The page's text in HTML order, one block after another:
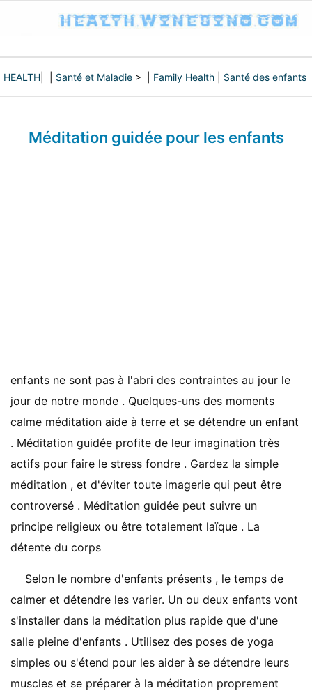
HEALTH Santé et Maladie > | Family Health Santé des enfants
Méditation guidée pour les enfants
enfants ne sont pas à l'abri des contraintes au jour le
jour de notre monde . Quelques-uns des moments
calme méditation aide à terre et se détendre un enfant
. Méditation guidée profite de leur imagination très
actifs pour faire le stress fondre . Gardez la simple
méditation , et d'éviter toute imagerie qui peut être
controversé . Méditation guidée peut suivre un
principe religieux ou être totalement laïque . La
détente du corps
Selon le nombre d'enfants présents , le temps de
calmer et détendre les varier. Un ou deux enfants vont
s'installer dans la méditation plus rapide que d'une
salle pleine d'enfants . Utilisez des poses de yoga
simples ou s'étend pour les aider à se détendre leurs
muscles et se préparer à la méditation proprement